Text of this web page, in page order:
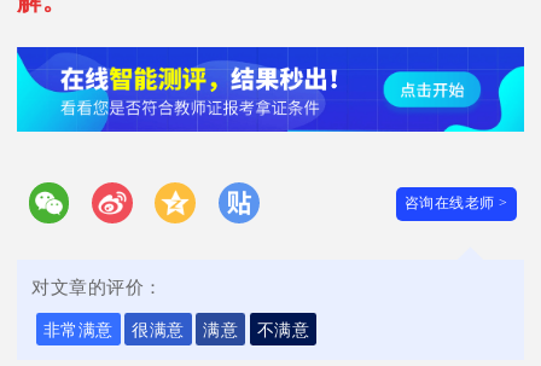
咨询在线老师 >
对文章的评价：
非常满意 很满意 满意 不满意